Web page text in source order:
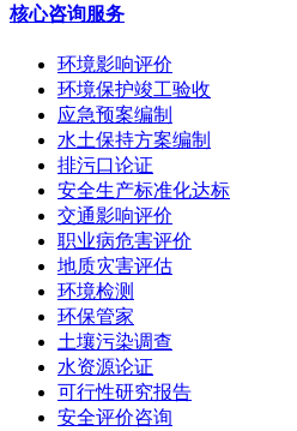
核心咨询服务
环境影响评价
环境保护竣工验收
应急预案编制
水土保持方案编制
排污口论证
安全生产标准化达标
交通影响评价
职业病危害评价
地质灾害评估
环境检测
环保管家
土壤污染调查
水资源论证
可行性研究报告
安全评价咨询